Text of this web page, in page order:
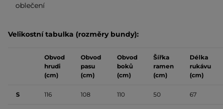
oblečení
Velikostní tabulka (rozměry bundy):
Obvod
hrudi
(cm)
Obvod
pasu
(cm)
Obvod
boků
(cm)
Šířka
ramen
(cm)
Délka
rukávu
(cm)
S 116 108 110 50 67